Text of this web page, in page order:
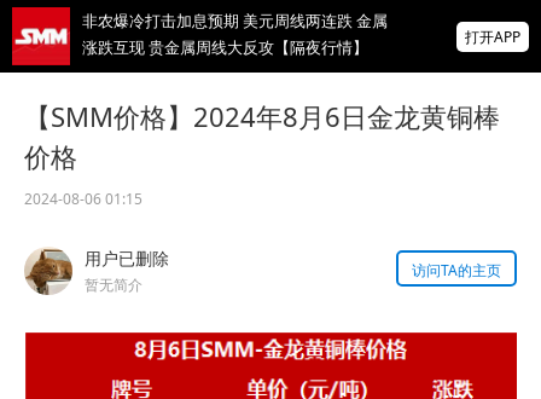
非农爆冷打击加息预期 美元周线两连跌 金属
涨跌互现 贵金属周线大反攻【隔夜行情】
寻锌行业破局发展新机遇
为有色行业打造的神器
打开APP
【SMM价格】2024年8月6日金龙黄铜棒
价格
2024-08-06 01:15
用户已删除
暂无简介
访问TA的主页